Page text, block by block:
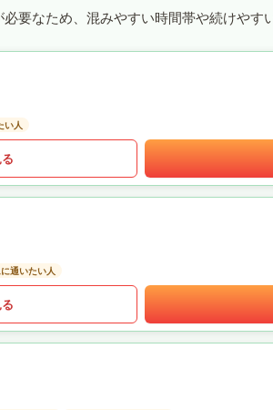
要なため、混みやすい時間帯や続けやす
い人
通いたい人